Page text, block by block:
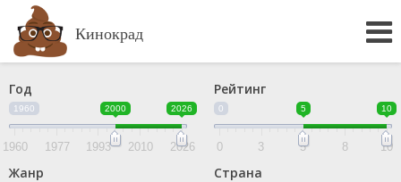
Кинокрад
Год
1960 2000 2026
1960 1977 1993 2010 2026
Рейтинг
0 5 10
0 3 5 8 10
Жанр Страна